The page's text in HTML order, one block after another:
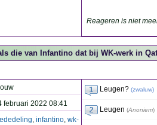
Reageren is niet
die van Infantino dat bij WK-werk in
februari 2022 08:41
, infantino, wk-
Leugen? (zwaluw)
Leugen (Anoniem)